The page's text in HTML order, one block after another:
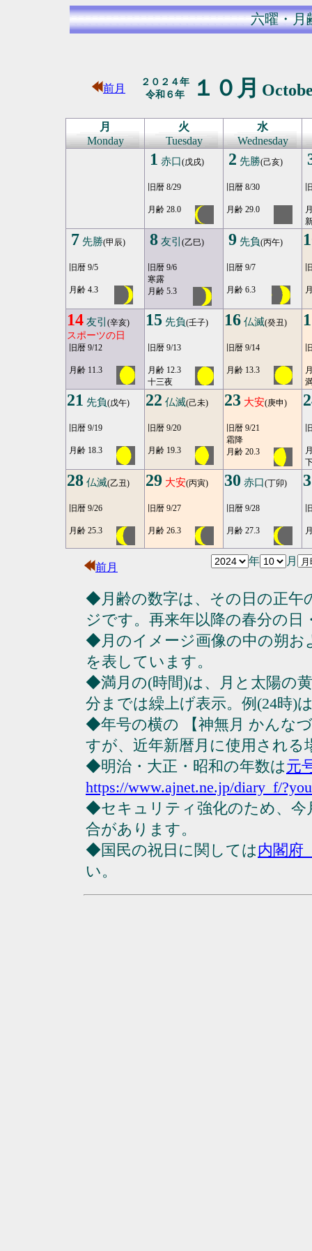
六曜・月
前月
２０２４年
令和６年
１０月
月
Monday
火
Tuesday
水
Wednesday
1 赤口(戊戌)
旧暦 8/29
月齢 28.0
2 先勝(己亥)
旧暦 8/30
月齢 29.0
7 先勝(甲辰)
旧暦 9/5
月齢 4.3
8 友引 (乙巳)
旧暦 9/6
寒露
月齢 5.3
9 先負(丙午)
旧暦 9/7
月齢 6.3
14 友引 (辛亥)
スポーツの日
旧暦 9/12
月齢 11.3
15 先負(壬子)
旧暦 9/13
月齢 12.3
十三夜
16 仏滅(癸丑)
旧暦 9/14
月齢 13.3
21 先負(戊午)
旧暦 9/19
月齢 18.3
22 仏滅(己未)
旧暦 9/20
月齢 19.3
23 大安(庚申)
旧暦 9/21
霜降
月齢 20.3
28 仏滅(乙丑)
旧暦 9/26
月齢 25.3
29 大安(丙寅)
旧暦 9/27
月齢 26.3
30 赤口(丁卯)
旧暦 9/28
月齢 27.3
前月
年 月
◆月齢の数字は、その日の正午
ジです。再来年以降の春分の日
◆月のイメージ画像の中の朔
を表しています。
◆満月の(時間)は、月と太陽の
分までは繰上げ表示。例(24時)
◆年号の横の 【神無月 かんな
すが、近年新暦月に使用される
◆明治・大正・昭和の年数は元
https://www.ajnet.ne.jp/diary_f/
◆セキュリティ強化のため、今
合があります。
◆国民の祝日に関しては内閣府
い。